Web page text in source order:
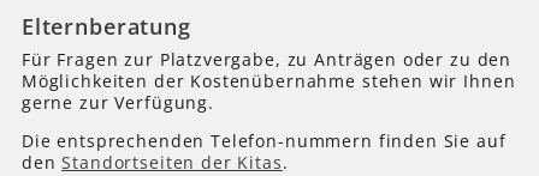
Elternberatung
Für Fragen zur Platzvergabe, zu Anträgen oder zu den
Möglichkeiten der Kostenübernahme stehen wir Ihnen
gerne zur Verfügung.
Die entsprechenden Telefon-nummern finden Sie auf
denStandortseiten der Kitas.